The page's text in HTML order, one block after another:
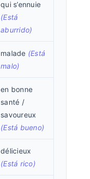
qui s’ennuie
(Está
aburrido)
malade (Está
malo)
en bonne
santé /
savoureux
(Está bueno)
délicieux
(Está rico)